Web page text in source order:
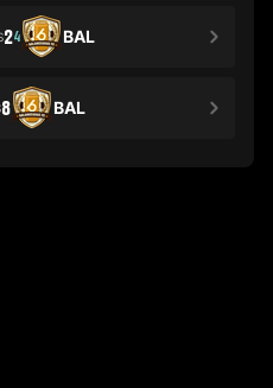
24 BAL
8 BAL